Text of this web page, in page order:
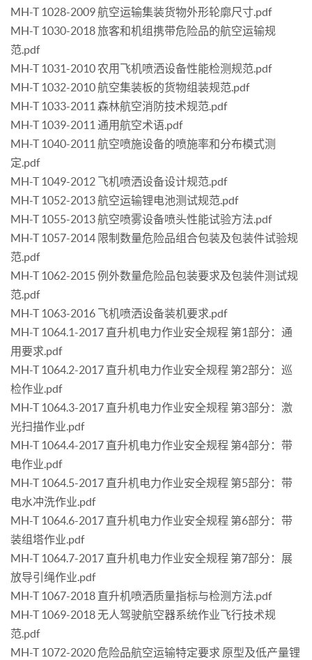
MH-T 1028-2009 航空运输集装货物外形轮廓尺寸.pdf
MH-T 1030-2018 旅客和机组携带危险品的航空运输规
范.pdf
MH-T 1031-2010 农用飞机喷洒设备性能检测规范.pdf
MH-T 1032-2010 航空集装板的货物组装规范.pdf
MH-T 1033-2011 森林航空消防技术规范.pdf
MH-T 1039-2011 通用航空术语.pdf
MH-T 1040-2011 航空喷施设备的喷施率和分布模式测
定.pdf
MH-T 1049-2012 飞机喷洒设备设计规范.pdf
MH-T 1052-2013 航空运输锂电池测试规范.pdf
MH-T 1055-2013 航空喷雾设备喷头性能试验方法.pdf
MH-T 1057-2014 限制数量危险品组合包装及包装件试验规
范.pdf
MH-T 1062-2015 例外数量危险品包装要求及包装件测试规
范.pdf
MH-T 1063-2016 飞机喷洒设备装机要求.pdf
MH-T 1064.1-2017 直升机电力作业安全规程 第1部分：通
用要求.pdf
MH-T 1064.2-2017 直升机电力作业安全规程 第2部分：巡
检作业.pdf
MH-T 1064.3-2017 直升机电力作业安全规程 第3部分：激
光扫描作业.pdf
MH-T 1064.4-2017 直升机电力作业安全规程 第4部分：带
电作业.pdf
MH-T 1064.5-2017 直升机电力作业安全规程 第5部分：带
电水冲洗作业.pdf
MH-T 1064.6-2017 直升机电力作业安全规程 第6部分：带
装组塔作业.pdf
MH-T 1064.7-2017 直升机电力作业安全规程 第7部分：展
放导引绳作业.pdf
MH-T 1067-2018 直升机喷洒质量指标与检测方法.pdf
MH-T 1069-2018 无人驾驶航空器系统作业飞行技术规
范.pdf
MH-T 1072-2020 危险品航空运输特定要求 原型及低产量锂